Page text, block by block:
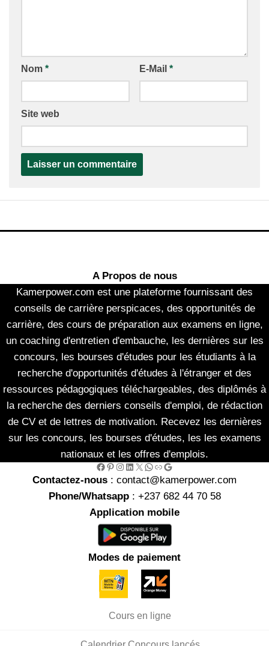
Nom * E-Mail *
Site web
A Propos de nous
Kamerpower.com est une plateforme fournissant des
conseils de carrière perspicaces, des opportunités de
carrière, des cours de préparation aux examens en ligne,
un coaching d'entretien d'embauche, les dernières sur les
concours, les bourses d'études pour les étudiants à la
recherche d'opportunités d'études à l'étranger et des
ressources pédagogiques téléchargeables, des diplômés à
la recherche des derniers conseils d'emploi, de rédaction
de CV et de lettres de motivation. Recevez les dernières
sur les concours, les bourses d'études, les les examens
nationaux et les offres d'emplois.
Facebook Pinterest Instagram LinkedIn X WhatsApp Link Google
Contactez-nous : contact@kamerpower.com
Phone/Whatsapp: +237 682 44 70 58
Application mobile
Modes de paiement
Cours en ligne